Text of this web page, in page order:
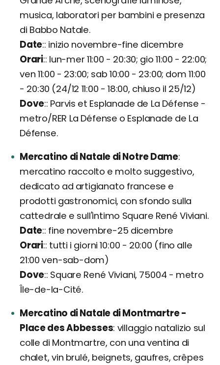
musica, laboratori per bambini e presenza
di Babbo Natale.
Date : inizio novembre-fine dicembre
Orari : lun-mer 11:00 - 20:30; gio 11:00 - 22:00;
ven 11:00 - 23:00; sab 10:00 - 23:00; dom 11:00
- 20:30 (24/12 11:00 - 18:00, chiuso il 25/12)
Dove : Parvis et Esplanade de La Défense -
metro/RER La Défense o Esplanade de La
Défense.
Mercatino di Natale di Notre Dame
mercatino raccolto e molto suggestivo,
dedicato ad artigianato francese e
prodotti gastronomici, con sfondo sulla
cattedrale e sull'intimo Square René Viviani.
Date : fine novembre-25 dicembre
Orari : tutti i giorni 10:00 - 20:00 (fino alle
21:00 ven-sab-dom)
Dove : Square René Viviani, 75004 - metro
Île-de-la-Cité.
Mercatino di Natale di Montmartre -
Place des Abbesses villaggio natalizio sul
colle di Montmartre, con una ventina di
chalet, vin brulé, beignets, gaufres, crêpes